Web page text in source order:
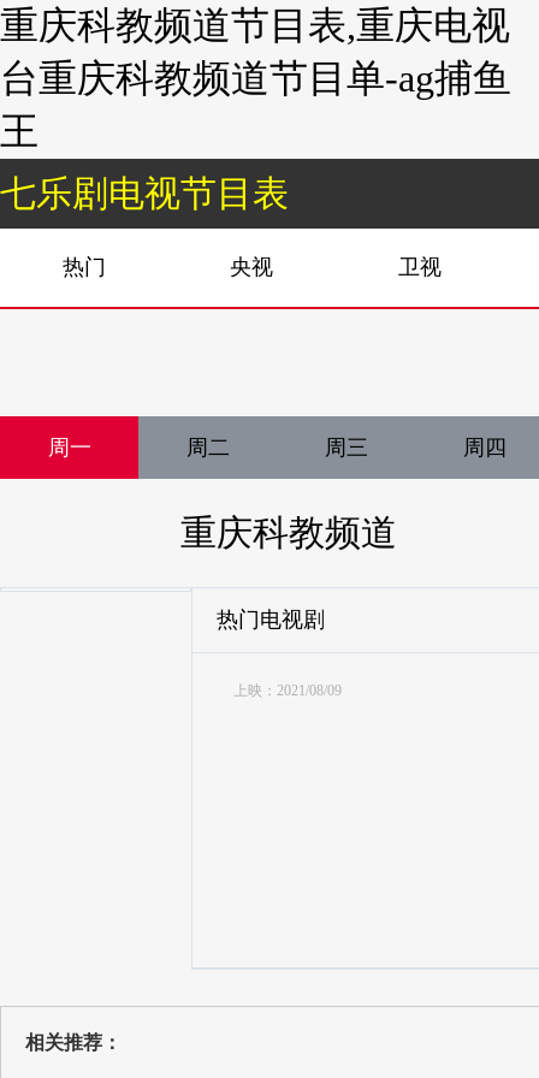
重庆科教频道节目表,重庆电视
台重庆科教频道节目单-ag捕鱼
王
七乐剧电视节目表
热门 央视 卫视
周一 周二 周三 周四
重庆科教频道
热门电视剧
上映：2021/08/09
相关推荐：